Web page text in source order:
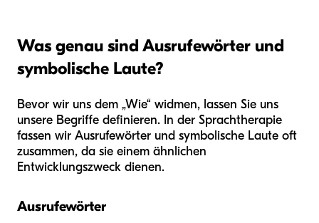
Was genau sind Ausrufewörter und
symbolische Laute?
Bevor wir uns dem „Wie“ widmen, lassen Sie uns
unsere Begriffe definieren. In der Sprachtherapie
fassen wir Ausrufewörter und symbolische Laute oft
zusammen, da sie einem ähnlichen
Entwicklungszweck dienen.
Ausrufewörter